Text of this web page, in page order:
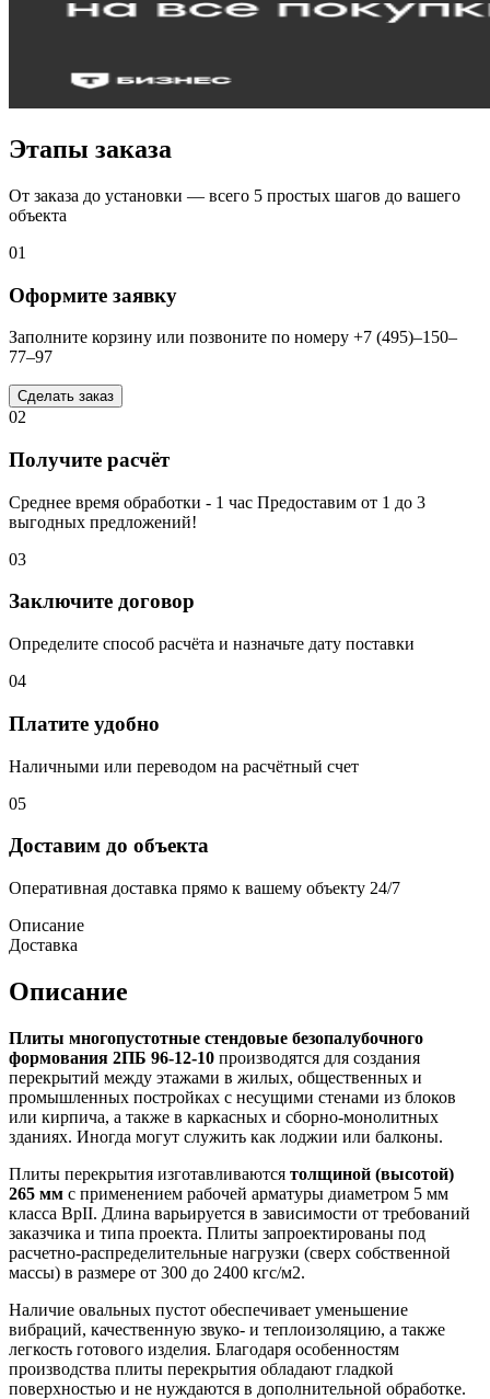
Этапы заказа
От заказа до установки — всего 5 простых шагов до вашего
объекта
01
Оформите заявку
Заполните корзину или позвоните по номеру +7 (495)–150–
77–97
Сделать заказ
02
Получите расчёт
Среднее время обработки - 1 час Предоставим от 1 до 3
выгодных предложений!
03
Заключите договор
Определите способ расчёта и назначьте дату поставки
04
Платите удобно
Наличными или переводом на расчётный счет
05
Доставим до объекта
Оперативная доставка прямо к вашему объекту 24/7
Описание
Доставка
Описание
Плиты многопустотные стендовые безопалубочного
формования 2ПБ 96-12-10 производятся для создания
перекрытий между этажами в жилых, общественных и
промышленных постройках с несущими стенами из блоков
или кирпича, а также в каркасных и сборно-монолитных
зданиях. Иногда могут служить как лоджии или балконы.
Плиты перекрытия изготавливаются толщиной (высотой)
265 мм с применением рабочей арматуры диаметром 5 мм
класса BpII. Длина варьируется в зависимости от требований
заказчика и типа проекта. Плиты запроектированы под
расчетно-распределительные нагрузки (сверх собственной
массы) в размере от 300 до 2400 кгс/м2.
Наличие овальных пустот обеспечивает уменьшение
вибраций, качественную звуко- и теплоизоляцию, а также
легкость готового изделия. Благодаря особенностям
производства плиты перекрытия обладают гладкой
поверхностью и не нуждаются в дополнительной обработке.